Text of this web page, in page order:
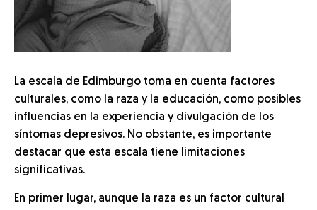
La escala de Edimburgo toma en cuenta factores
culturales, como la raza y la educación, como posibles
influencias en la experiencia y divulgación de los
síntomas depresivos. No obstante, es importante
destacar que esta escala tiene limitaciones
significativas.
En primer lugar, aunque la raza es un factor cultural